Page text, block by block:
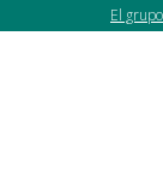
El